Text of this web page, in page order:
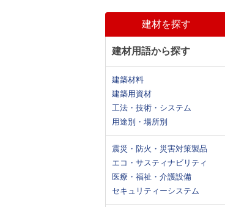
建材を探す
建材用語から探す
建築材料
建築用資材
工法・技術・システム
用途別・場所別
震災・防火・災害対策製品
エコ・サスティナビリティ
医療・福祉・介護設備
セキュリティーシステム